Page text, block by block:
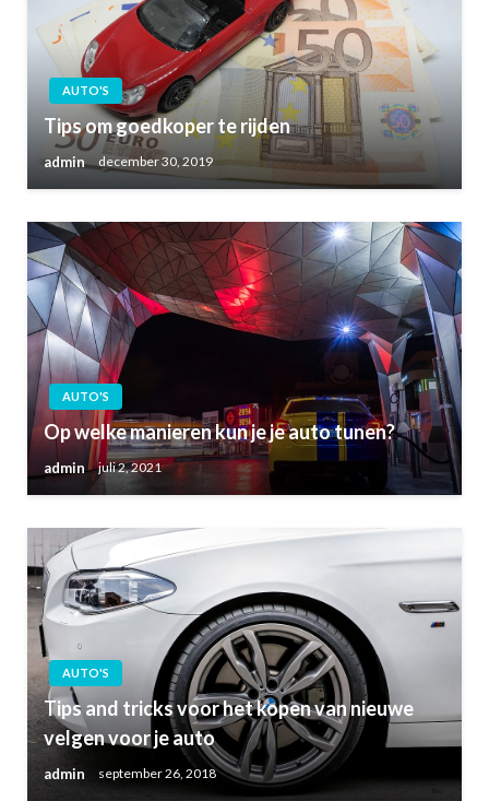
AUTO'S
Tips om goedkoper te rijden
admin december 30, 2019
AUTO'S
Op welke manieren kun je je auto tunen?
admin juli 2, 2021
AUTO'S
Tips and tricks voor het kopen van nieuwe
velgen voor je auto
admin september 26, 2018